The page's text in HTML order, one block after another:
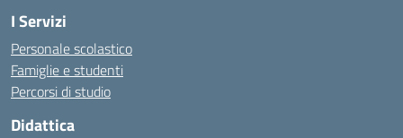
I Servizi
Personale scolastico
Famiglie e studenti
Percorsi di studio
Didattica